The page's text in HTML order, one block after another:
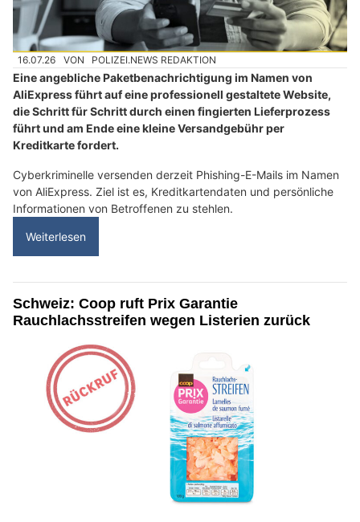
16.07.26 VON POLIZEI.NEWS REDAKTION
Eine angebliche Paketbenachrichtigung im Namen von
AliExpress führt auf eine professionell gestaltete Website,
die Schritt für Schritt durch einen fingierten Lieferprozess
führt und am Ende eine kleine Versandgebühr per
Kreditkarte fordert.
Cyberkriminelle versenden derzeit Phishing-E-Mails im Namen
von AliExpress. Ziel ist es, Kreditkartendaten und persönliche
Informationen von Betroffenen zu stehlen.
Weiterlesen
Schweiz: Coop ruft Prix Garantie
Rauchlachsstreifen wegen Listerien zurück